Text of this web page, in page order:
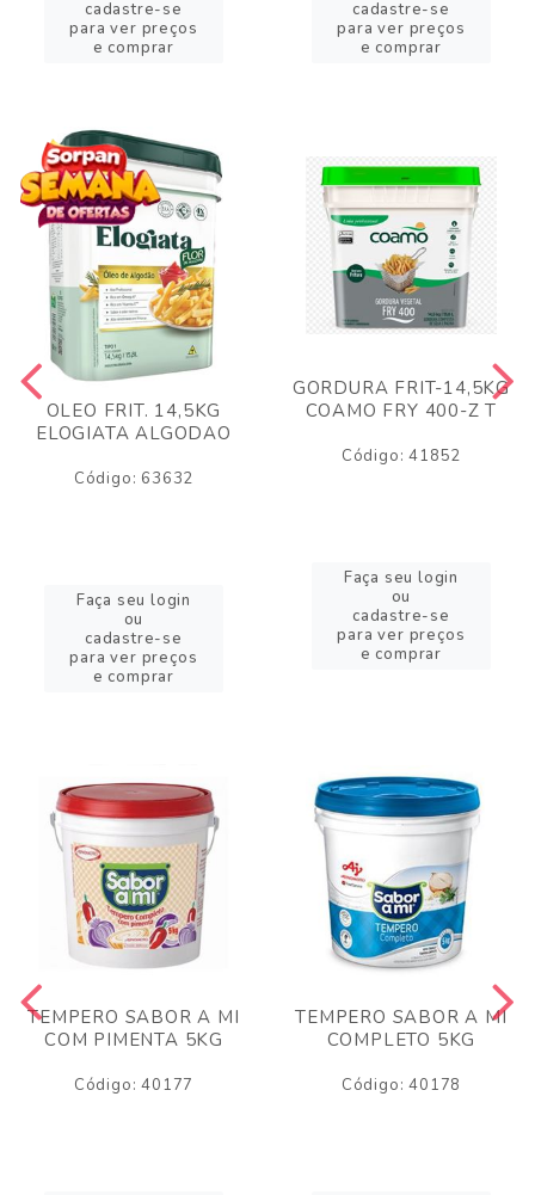
cadastre-se
para ver preços
e comprar
cadastre-se
para ver preços
e comprar
OLEO FRIT. 14,5KG
ELOGIATA ALGODAO
Código: 63632
Faça seu login
ou
cadastre-se
para ver preços
e comprar
GORDURA FRIT-14,5KG
COAMO FRY 400-Z T
Código: 41852
Faça seu login
ou
cadastre-se
para ver preços
e comprar
TEMPERO SABOR A MI
COM PIMENTA 5KG
Código: 40177
TEMPERO SABOR A MI
COMPLETO 5KG
Código: 40178